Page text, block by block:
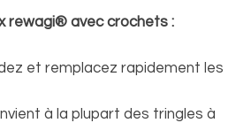
rewagi® avec crochets :
et remplacez rapidement les
à la plupart des tringles à